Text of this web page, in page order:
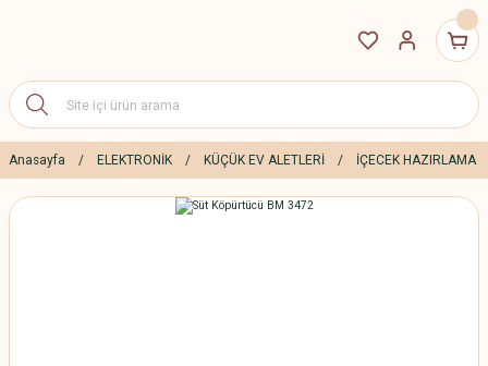
Anasayfa ELEKTRONİK KÜÇÜK EV ALETLERİ İÇECEK HAZIRLAMA